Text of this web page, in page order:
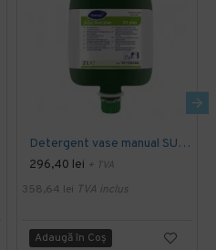
Detergent vase manual SUMA STAR D1 Plus, Diversey, 2L
296,40 lei + TVA
358,64 lei TVA inclus
Adaugă în Coş